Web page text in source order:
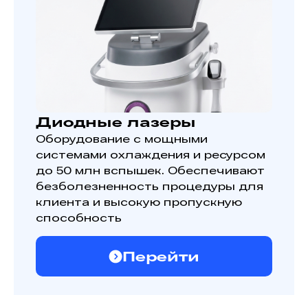
Диодные лазеры
Оборудование с мощными
системами охлаждения и ресурсом
до 50 млн вспышек. Обеспечивают
безболезненность процедуры для
клиента и высокую пропускную
способность
Перейти